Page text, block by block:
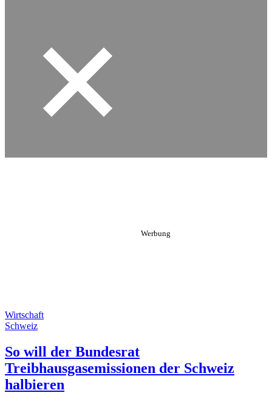
Wirtschaft
Schweiz
So will der Bundesrat
Treibhausgasemissionen der Schweiz
halbieren